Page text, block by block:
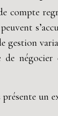
compte
gestion
de
présente un